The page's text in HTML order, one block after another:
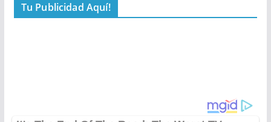
Tu Publicidad Aquí!